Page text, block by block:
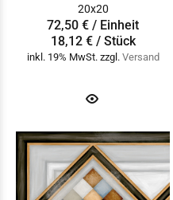
20x20
72,50 € / Einheit
18,12 € / Stück
inkl. 19% MwSt. zzgl. Versand